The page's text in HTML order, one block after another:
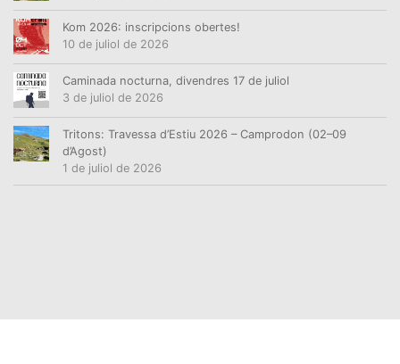
Kom 2026: inscripcions obertes!
10 de juliol de 2026
Caminada nocturna, divendres 17 de juliol
3 de juliol de 2026
Tritons: Travessa d’Estiu 2026 – Camprodon (02–09
d’Agost)
1 de juliol de 2026